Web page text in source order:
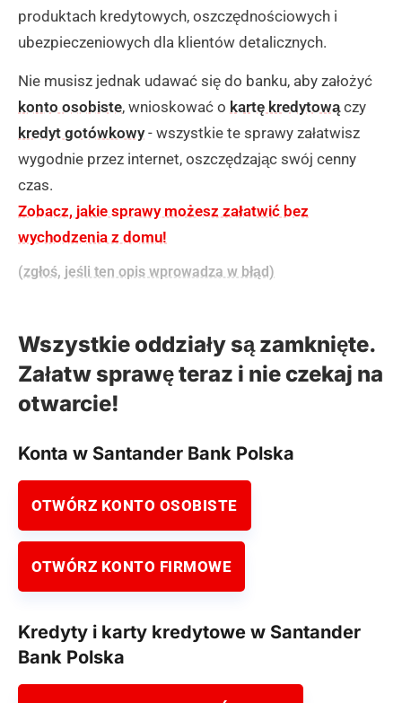
produktach kredytowych, oszczędnościowych i
ubezpieczeniowych dla klientów detalicznych.
Nie musisz jednak udawać się do banku, aby założyć
konto osobiste, wnioskować o kartę kredytowączy
kredyt gotówkowy- wszystkie te sprawy załatwisz
wygodnie przez internet, oszczędzając swój cenny
czas.
Zobacz, jakie sprawy możesz załatwić bez
wychodzenia z domu!
(zgłoś, jeśli ten opis wprowadza w błąd)
Wszystkie oddziały są zamknięte.
Załatw sprawę teraz i nie czekaj na
otwarcie!
Konta w Santander Bank Polska
OTWÓRZ KONTO OSOBISTE
OTWÓRZ KONTO FIRMOWE
Kredyty i karty kredytowe w Santander
Bank Polska